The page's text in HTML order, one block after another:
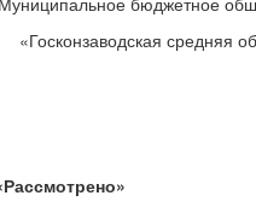
«Госконзаводская средняя